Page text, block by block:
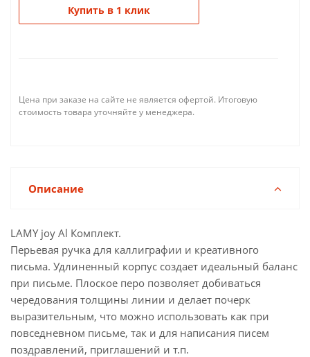
Купить в 1 клик
Цена при заказе на сайте не является офертой. Итоговую
стоимость товара уточняйте у менеджера.
Описание
LAMY joy Al Комплект.
Перьевая ручка для каллиграфии и креативного
письма. Удлиненный корпус создает идеальный баланс
при письме. Плоское перо позволяет добиваться
чередования толщины линии и делает почерк
выразительным, что можно использовать как при
повседневном письме, так и для написания писем
поздравлений, приглашений и т.п.